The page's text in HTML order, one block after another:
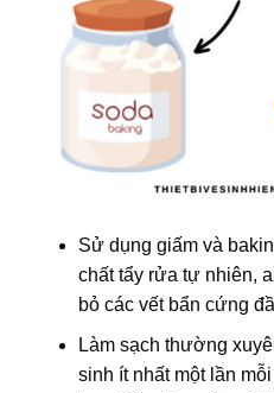
Sử dụng giấm và
chất tẩy rửa tự nhiên,
bỏ các vết bẩn cứng
Làm sạch thường
sinh ít nhất một lần